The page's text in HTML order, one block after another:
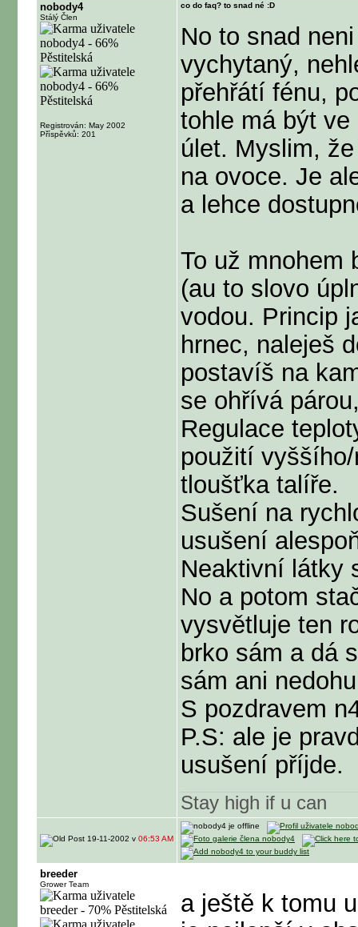
nobody4
Stálý Člen
Registrován: May 2002
Příspěvků: 201
co do faq? to snad né :D
No to snad
vychytaný,
přehřátí fénu,
tohle má být ve
úlet. Myslim,
na ovoce. Je
a lehce
To už mnohem
(au to slovo
vodou. Princip
hrnec, naleješ
postavíš na
se ohřívá
Regulace
použití
tloušťka talíře.
Sušení na
usušení
Neaktivní látky
No a potom
vysvětluje ten
brko sám a dá
sám ani
S pozdravem
P.S: ale je
usušení příjde.
Stay high if u can
19-11-2002 v 06:53 AM
breeder
Grower Team
a ještě k tomu